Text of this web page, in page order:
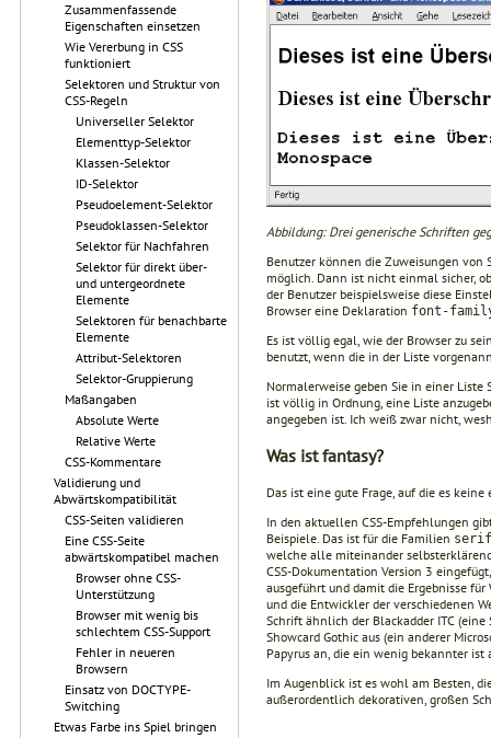
Zusammenfassende
Eigenschaften einsetzen
Wie Vererbung in CSS
funktioniert
Selektoren und Struktur von
CSS-Regeln
Universeller Selektor
Elementtyp-Selektor
Klassen-Selektor
ID-Selektor
Pseudoelement-Selektor
Pseudoklassen-Selektor
Selektor für Nachfahren
Selektor für direkt über-
und untergeordnete
Elemente
Selektoren für benachbarte
Elemente
Attribut-Selektoren
Selektor-Gruppierung
Maßangaben
Absolute Werte
Relative Werte
CSS-Kommentare
Validierung und
Abwärtskompatibilität
CSS-Seiten validieren
Eine CSS-Seite
abwärtskompatibel machen
Browser ohne CSS-
Unterstützung
Browser mit wenig bis
schlechtem CSS-Support
Fehler in neueren
Browsern
Einsatz von DOCTYPE-
Switching
Etwas Farbe ins Spiel bringen
Abbildung: Drei generische Schriften
Benutzer können die Zuweisungen von
möglich. Dann ist nicht einmal sicher,
der Benutzer beispielsweise diese
Browser eine Deklaration font-
Es ist völlig egal, wie der Browser zu
benutzt, wenn die in der Liste
Normalerweise geben Sie in einer Liste
ist völlig in Ordnung, eine Liste
angegeben ist. Ich weiß zwar nicht,
Was ist fantasy?
Das ist eine gute Frage, auf die es
In den aktuellen CSS-Empfehlungen
Beispiele. Das ist für die Familien serif
welche alle miteinander
CSS-Dokumentation Version 3
ausgeführt und damit die Ergebnisse
und die Entwickler der verschiedenen
Schrift ähnlich der Blackadder ITC
Showcard Gothic aus (ein anderer
Papyrus an, die ein wenig bekannter
Im Augenblick ist es wohl am Besten,
außerordentlich dekorativen, großen